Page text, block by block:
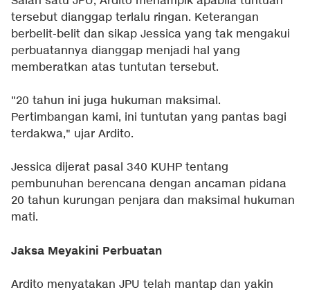
tersebut dianggap terlalu ringan. Keterangan
berbelit-belit dan sikap Jessica yang tak mengakui
perbuatannya dianggap menjadi hal yang
memberatkan atas tuntutan tersebut.
"20 tahun ini juga hukuman maksimal.
Pertimbangan kami, ini tuntutan yang pantas bagi
terdakwa," ujar Ardito.
Jessica dijerat pasal 340 KUHP tentang
pembunuhan berencana dengan ancaman pidana
20 tahun kurungan penjara dan maksimal hukuman
mati.
Jaksa Meyakini Perbuatan
Ardito menyatakan JPU telah mantap dan yakin